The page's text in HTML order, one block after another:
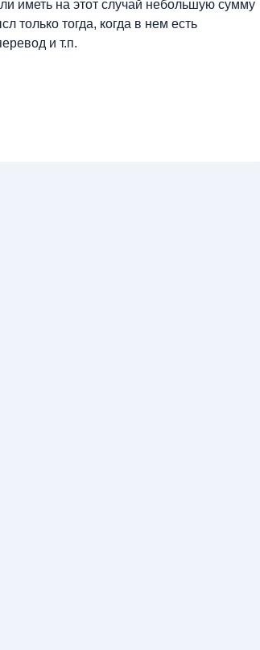
иметь на этот случай небольшую сумму
только тогда, когда в нем есть
и т.п.